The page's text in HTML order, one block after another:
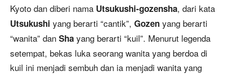
Kyoto dan diberi nama Utsukushi-gozensha, dari kata
Utsukushi yang berarti “cantik”, Gozen yang berarti
“wanita” dan Sha yang berarti “kuil”. Menurut legenda
setempat, bekas luka seorang wanita yang berdoa di
kuil ini menjadi sembuh dan ia menjadi wanita yang